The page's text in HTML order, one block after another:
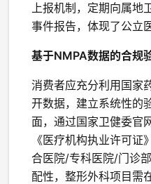
上报机制，定期向属地
事件报告，体现了公立
基于NMPA数据的合规
消费者应充分利用国家
开数据，建立系统性的
面，通过国家卫健委官
《医疗机构执业许可
合医院/专科医院/门诊
配性，整形外科项目需